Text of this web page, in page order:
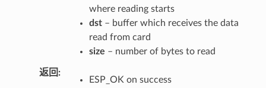
where reading starts
dst– buffer which receives the data
read from card
size – number of bytes to read
返回
ESP_OK on success